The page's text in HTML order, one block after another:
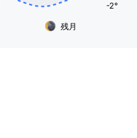
残月
-2°